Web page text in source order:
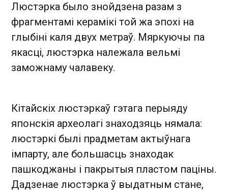
Люстэрка было знойдзена разам з
фрагментамі керамікі той жа эпохі на
глыбіні каля двух метраў. Мяркуючы па
якасці, люстэрка належала вельмі
заможнаму чалавеку.
Кітайскіх люстэркаў гэтага перыяду
японскія археолагі знаходзяць нямала:
люстэркі былі прадметам актыўнага
імпарту, але большасць знаходак
пашкоджаны і пакрытыя пластом паціны.
Дадзенае люстэрка ў выдатным стане,